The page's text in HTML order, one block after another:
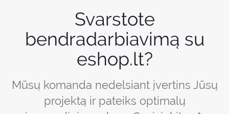
Svarstote
bendradarbiavimą su
eshop.lt?
Mūsų komanda nedelsiant įvertins Jūsų
projektą ir pateiks optimalų